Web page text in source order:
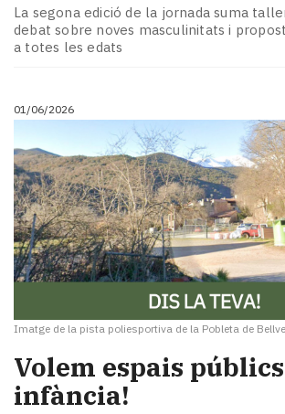
La segona edició de la jornada suma
debat sobre noves masculinitats i
a totes les edats
01/06/2026
Imatge de la pista poliesportiva de la Pobleta de
Volem espais
infància!